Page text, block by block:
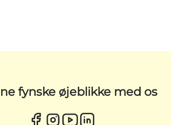
fynske øjeblikke med os